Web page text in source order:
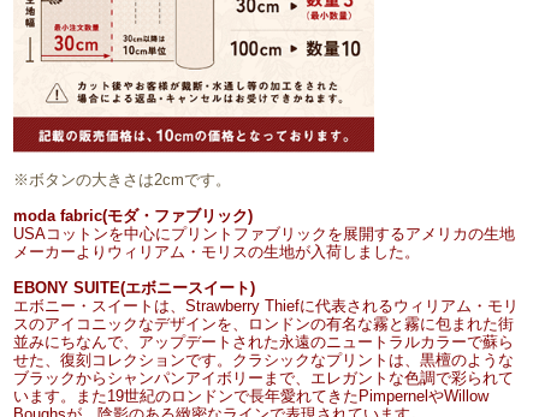
※ボタンの大きさは2cmです。
moda fabric(モダ・ファブリック)
USAコットンを中心にプリントファブリックを展開するアメリカの生地
メーカーよりウィリアム・モリスの生地が入荷しました。
EBONY SUITE(エボニースイート)
エボニー・スイートは、Strawberry Thiefに代表されるウィリアム・モリ
スのアイコニックなデザインを、ロンドンの有名な霧と霧に包まれた街
並みにちなんで、アップデートされた永遠のニュートラルカラーで蘇ら
せた、復刻コレクションです。クラシックなプリントは、黒檀のような
ブラックからシャンパンアイボリーまで、エレガントな色調で彩られて
います。また19世紀のロンドンで長年愛れてきたPimpernelやWillow